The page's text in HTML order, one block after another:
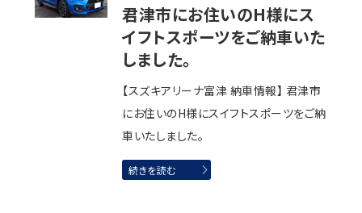
君津市にお住いのH様にス
イフトスポーツをご納車いた
しました。
【スズキアリーナ富津 納車情報】 君津市
にお住いのH様にスイフトスポーツをご納
車いたしました。
続きを読む